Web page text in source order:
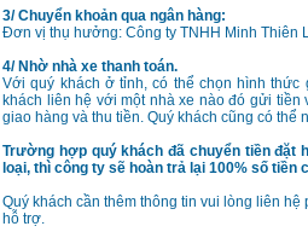
3/ Chuyển khoản qua ngân hàng:
Đơn vị thụ hưởng: Công ty TNHH Minh Thiên
4/ Nhờ nhà xe thanh toán.
Với quý khách ở tỉnh, có thể chọn hình
khách liên hệ với một nhà xe nào đó gửi
giao hàng và thu tiền. Quý khách cũng có
Trường hợp quý khách đã chuyển tiền đặt
loại, thì công ty sẽ hoàn trả lại 100% số
Quý khách cần thêm thông tin vui lòng liên
hỗ trợ.